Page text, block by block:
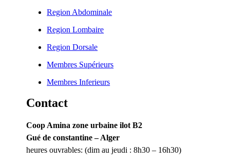
Region Abdominale
Region Lombaire
Region Dorsale
Membres Supérieurs
Membres Inferieurs
Contact
Coop Amina zone urbaine ilot B2
Gué de constantine – Alger
heures ouvrables: (dim au jeudi : 8h30 – 16h30)